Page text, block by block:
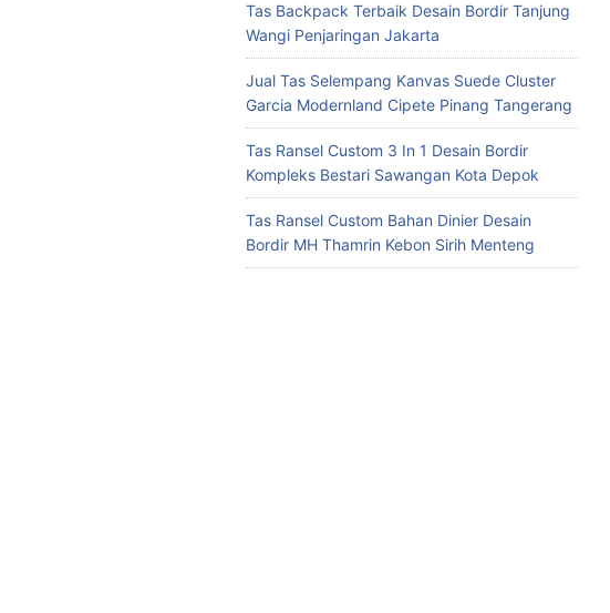
Tas Backpack Terbaik Desain Bordir Tanjung
Wangi Penjaringan Jakarta
Jual Tas Selempang Kanvas Suede Cluster
Garcia Modernland Cipete Pinang Tangerang
Tas Ransel Custom 3 In 1 Desain Bordir
Kompleks Bestari Sawangan Kota Depok
Tas Ransel Custom Bahan Dinier Desain
Bordir MH Thamrin Kebon Sirih Menteng